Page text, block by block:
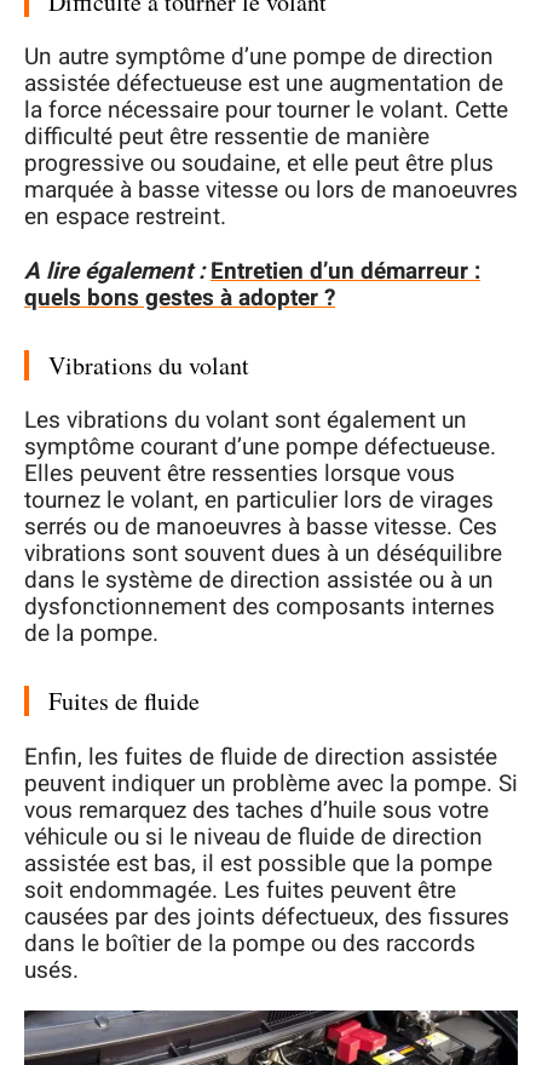
Un autre symptôme d’une pompe de direction
assistée défectueuse est une augmentation de
la force nécessaire pour tourner le volant. Cette
difficulté peut être ressentie de manière
progressive ou soudaine, et elle peut être plus
marquée à basse vitesse ou lors de manoeuvres
en espace restreint.
A lire également : Entretien d’un démarreur :
quels bons gestes à adopter ?
Vibrations du volant
Les vibrations du volant sont également un
symptôme courant d’une pompe défectueuse.
Elles peuvent être ressenties lorsque vous
tournez le volant, en particulier lors de virages
serrés ou de manoeuvres à basse vitesse. Ces
vibrations sont souvent dues à un déséquilibre
dans le système de direction assistée ou à un
dysfonctionnement des composants internes
de la pompe.
Fuites de fluide
Enfin, les fuites de fluide de direction assistée
peuvent indiquer un problème avec la pompe. Si
vous remarquez des taches d’huile sous votre
véhicule ou si le niveau de fluide de direction
assistée est bas, il est possible que la pompe
soit endommagée. Les fuites peuvent être
causées par des joints défectueux, des fissures
dans le boîtier de la pompe ou des raccords
usés.